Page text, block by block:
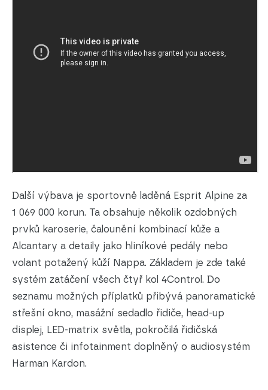
Další výbava je sportovně laděná Esprit Alpine za
1 069 000 korun. Ta obsahuje několik ozdobných
prvků karoserie, čalounění kombinací kůže a
Alcantary a detaily jako hliníkové pedály nebo
volant potažený kůží Nappa. Základem je zde také
systém zatáčení všech čtyř kol 4Control. Do
seznamu možných příplatků přibývá panoramatické
střešní okno, masážní sedadlo řidiče, head-up
displej, LED-matrix světla, pokročilá řidičská
asistence či infotainment doplněný o audiosystém
Harman Kardon.